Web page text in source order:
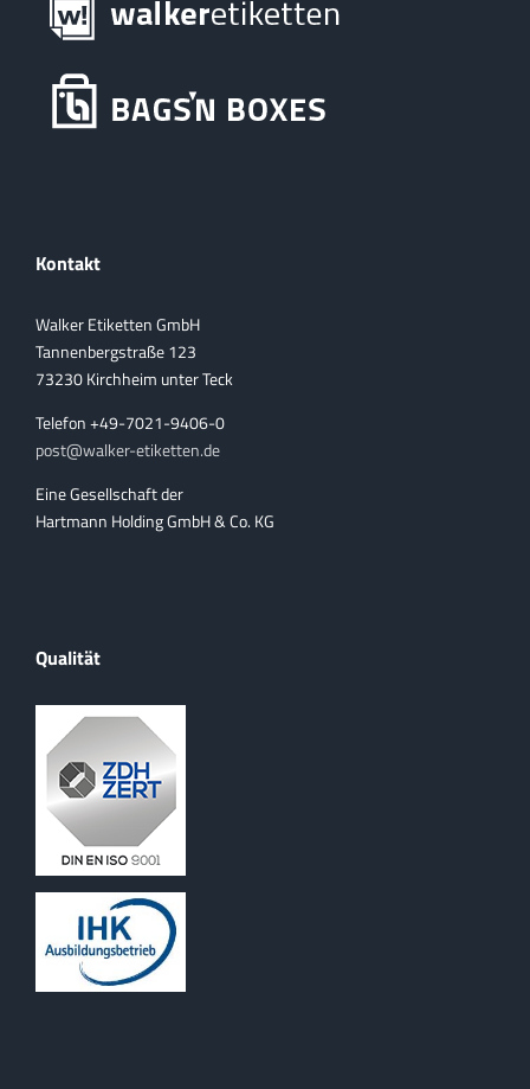
Kontakt
Walker Etiketten GmbH
Tannenbergstraße 123
73230 Kirchheim unter Teck
Telefon +49-7021-9406-0
post@walker-etiketten.de
Eine Gesellschaft der
Hartmann Holding GmbH & Co. KG
Qualität